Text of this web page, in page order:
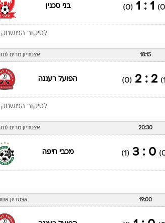
1 : 1
(0) בני סכנין
לסיקור המשחק
18:15 אצטדיון מרים
2 : 2
(0) הפועל רעננה
לסיקור המשחק
20:30 אצטדיון מרים
0 : 3
(1) מכבי חיפה
19:00 אצטדיון